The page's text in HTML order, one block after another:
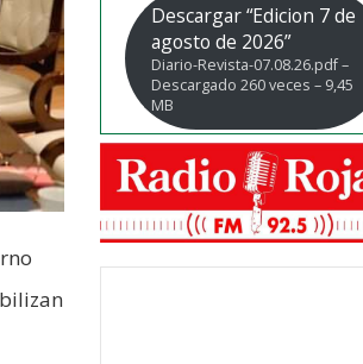
Descargar “Edicion 7 de
agosto de 2026”
Diario-Revista-07.08.26.pdf –
Descargado 260 veces – 9,45
MB